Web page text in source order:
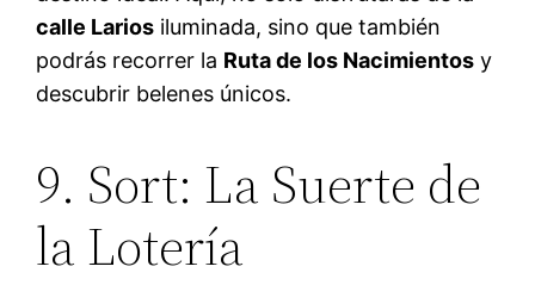
calle Larios iluminada, sino que también
podrás recorrer la Ruta de los Nacimientos y
descubrir belenes únicos.
9. Sort: La Suerte de
la Lotería